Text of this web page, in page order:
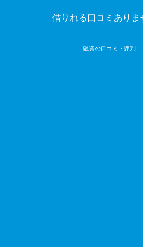
借りれる口コミありま
融資の口コミ・評判